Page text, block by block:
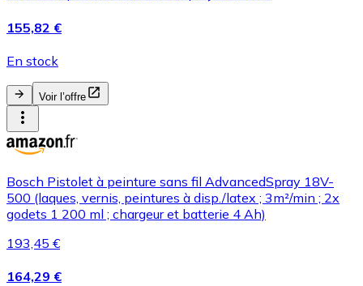
155,82 €
En stock
Voir l’offre
Bosch Pistolet à peinture sans fil AdvancedSpray 18V-
500 (laques, vernis, peintures à disp./latex ; 3m²/min ; 2x
godets 1 200 ml ; chargeur et batterie 4 Ah)
193,45 €
164,29 €